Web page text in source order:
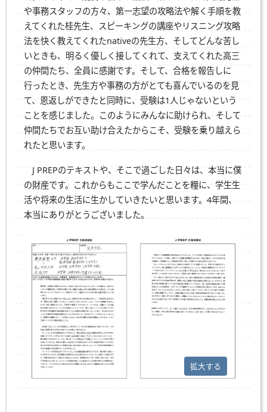
や事務スタッフの方々、第一志望の攻略法や解く手順を教
えてくれた桂先生、スピーキングの講座やリスニング攻略
法を快く教えてくれたnativeの先生方、そしてどんな苦し
いときも、明るく優しく接してくれて、支えてくれた高三
の仲間たち、全員に感謝です。そして、合格を報告しに
行ったとき、先生方や事務の方がとても喜んでいるのを見
て、恩返しができたと同時に、受験は1人じゃないという
ことを感じました。このようにみんなに助けられ、そして
仲間たちでお互い助け合えたからこそ、受験を乗り越えら
れたと思います。
J PREPのテキストや、そこで過ごした日々は、本当に僕
の財産です。これからもここで学んだことを糧に、学生生
活や将来の生活に生かしていきたいと思います。4年間、
本当にありがとうございました。
拡大する